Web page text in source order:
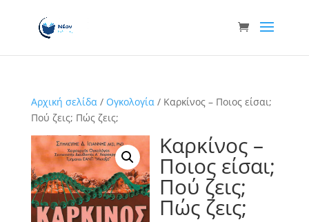
Αρχική σελίδα/ Ογκολογία/ Καρκίνος – Ποιος είσαι;
Πού ζεις; Πώς ζεις;
Καρκίνος –
Ποιος είσαι;
Πού ζεις;
Πώς ζεις;